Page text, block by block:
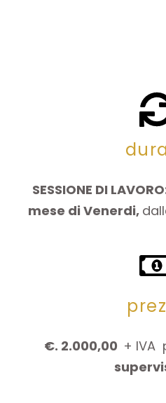
SESSIONE DI
mese di Venerdi,
€. 2.000,00 + IVA